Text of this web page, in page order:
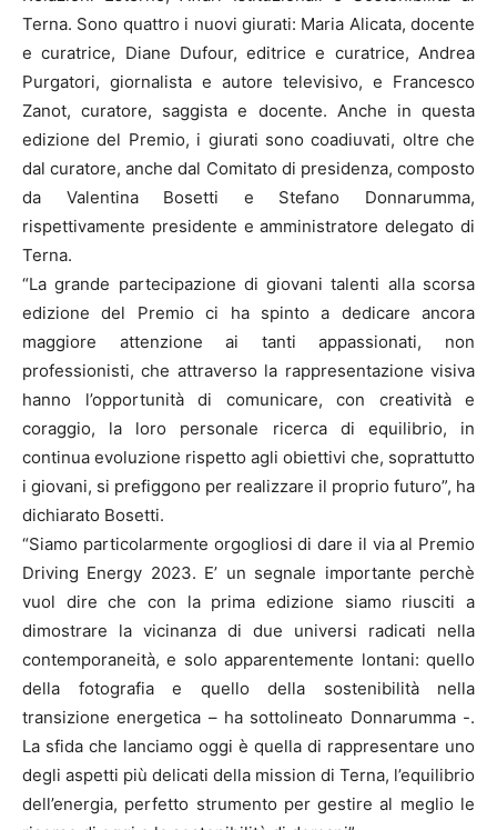
Terna. Sono quattro i nuovi giurati: Maria Alicata, docente
e curatrice, Diane Dufour, editrice e curatrice, Andrea
Purgatori, giornalista e autore televisivo, e Francesco
Zanot, curatore, saggista e docente. Anche in questa
edizione del Premio, i giurati sono coadiuvati, oltre che
dal curatore, anche dal Comitato di presidenza, composto
da Valentina Bosetti e Stefano Donnarumma,
rispettivamente presidente e amministratore delegato di
Terna.
“La grande partecipazione di giovani talenti alla scorsa
edizione del Premio ci ha spinto a dedicare ancora
maggiore attenzione ai tanti appassionati, non
professionisti, che attraverso la rappresentazione visiva
hanno l’opportunità di comunicare, con creatività e
coraggio, la loro personale ricerca di equilibrio, in
continua evoluzione rispetto agli obiettivi che, soprattutto
i giovani, si prefiggono per realizzare il proprio futuro”, ha
dichiarato Bosetti.
“Siamo particolarmente orgogliosi di dare il via al Premio
Driving Energy 2023. E’ un segnale importante perchè
vuol dire che con la prima edizione siamo riusciti a
dimostrare la vicinanza di due universi radicati nella
contemporaneità, e solo apparentemente lontani: quello
della fotografia e quello della sostenibilità nella
transizione energetica – ha sottolineato Donnarumma -.
La sfida che lanciamo oggi è quella di rappresentare uno
degli aspetti più delicati della mission di Terna, l’equilibrio
dell’energia, perfetto strumento per gestire al meglio le